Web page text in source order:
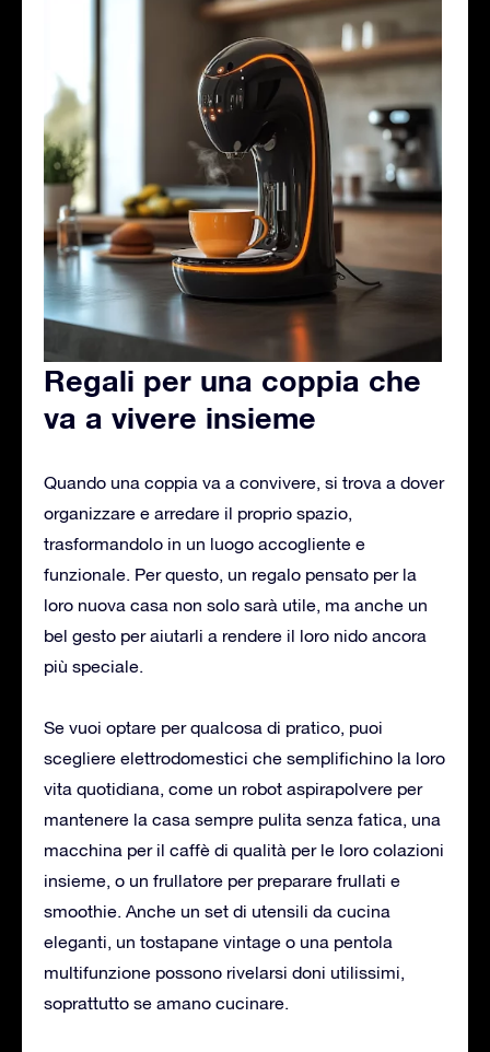
Regali per una coppia che
va a vivere insieme
Quando una coppia va a convivere, si trova a dover
organizzare e arredare il proprio spazio,
trasformandolo in un luogo accogliente e
funzionale. Per questo, un regalo pensato per la
loro nuova casa non solo sarà utile, ma anche un
bel gesto per aiutarli a rendere il loro nido ancora
più speciale.
Se vuoi optare per qualcosa di pratico, puoi
scegliere elettrodomestici che semplifichino la loro
vita quotidiana, come un robot aspirapolvere per
mantenere la casa sempre pulita senza fatica, una
macchina per il caffè di qualità per le loro colazioni
insieme, o un frullatore per preparare frullati e
smoothie. Anche un set di utensili da cucina
eleganti, un tostapane vintage o una pentola
multifunzione possono rivelarsi doni utilissimi,
soprattutto se amano cucinare.